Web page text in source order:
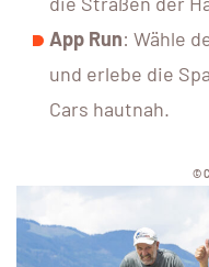
App Run: Wähle
und erlebe die
Cars hautnah.
©